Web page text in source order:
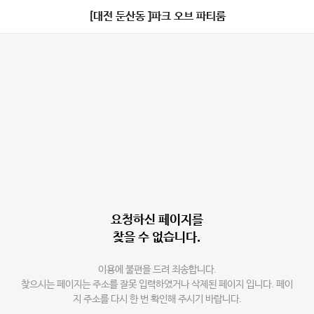
[대전 둔산동 ]파크 오브 파티룸
요청하신 페이지를
찾을 수 없습니다.
이용에 불편을 드려 죄송합니다.
찾으시는 페이지는 주소를 잘못 입력하였거나 삭제된 페이지 입니다. 페이
지 주소를 다시 한 번 확인해 주시기 바랍니다.